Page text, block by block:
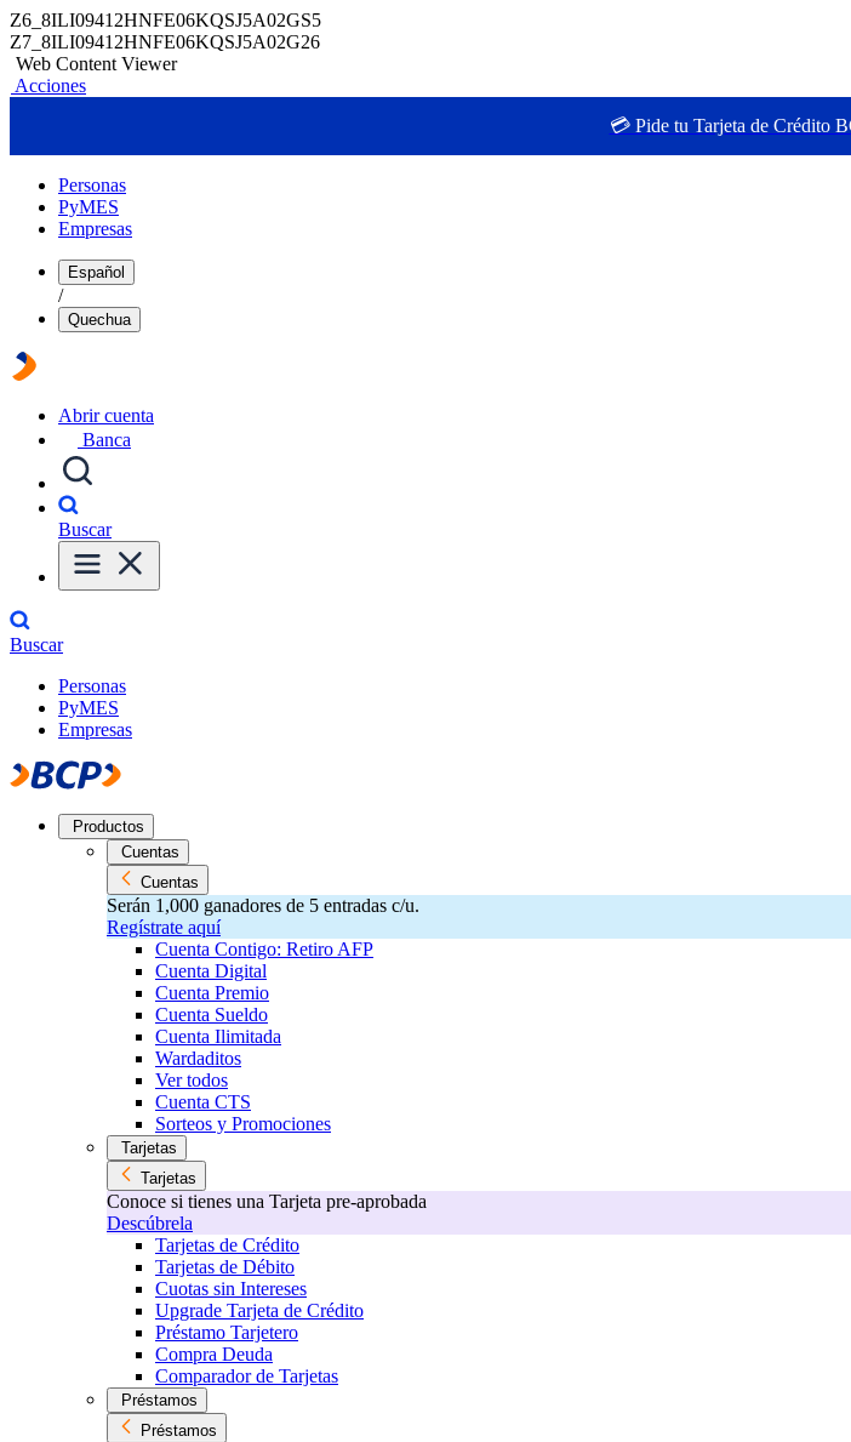
Z6_8ILI09412HNFE06KQSJ5A02GS5
Z7_8ILI09412HNFE06KQSJ5A02G26
Web Content Viewer
Acciones
💳 Pide tu Tarjeta de Crédito
Personas
PyMES
Empresas
Español
/
Quechua
Abrir cuenta
Banca
Buscar
Buscar
Personas
PyMES
Empresas
Productos
Cuentas
Cuentas
Serán 1,000 ganadores de 5 entradas c/u.
Regístrate aquí
Cuenta Contigo: Retiro AFP
Cuenta Digital
Cuenta Premio
Cuenta Sueldo
Cuenta Ilimitada
Wardaditos
Ver todos
Cuenta CTS
Sorteos y Promociones
Tarjetas
Tarjetas
Conoce si tienes una Tarjeta pre-aprobada
Descúbrela
Tarjetas de Crédito
Tarjetas de Débito
Cuotas sin Intereses
Upgrade Tarjeta de Crédito
Préstamo Tarjetero
Compra Deuda
Comparador de Tarjetas
Préstamos
Préstamos